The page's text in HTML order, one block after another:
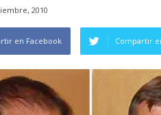
2010
en Facebook Compartir